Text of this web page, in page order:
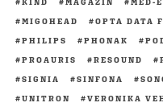
MIGOHEAD
OPTA DATA
PHILIPS
PHONAK
PROAURIS
RESOUND
SIGNIA
SINFONA
UNITRON
VERONIKA